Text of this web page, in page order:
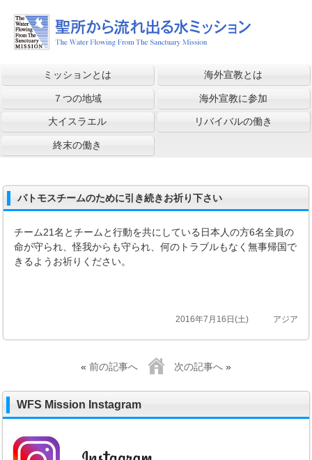
ミッションとは 海外宣教とは
７つの地域 海外宣教に参加
大イスラエル リバイバルの働き
終末の働き
パトモスチームのために引き続きお祈り下さい
チーム21名とチームと行動を共にしている日本人の方6名全員の
命が守られ、怪我からも守られ、何のトラブルもなく無事帰国で
きるようお祈りください。
2016年7月16日(土) アジア
« 前の記事へ 次の記事へ »
WFS Mission Instagram